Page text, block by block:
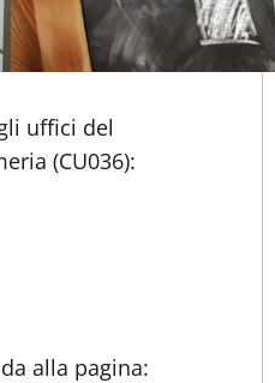
uffici del
(CU036):
alla pagina: